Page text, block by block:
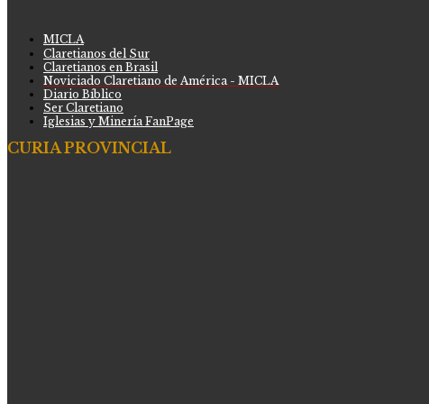
MICLA
Claretianos del Sur
Claretianos en Brasil
Noviciado Claretiano de América - MICLA
Diario Bíblico
Ser Claretiano
Iglesias y Minería FanPage
CURIA PROVINCIAL